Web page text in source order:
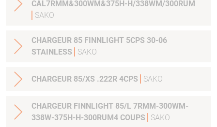
CAL7RMM&300WM&375H-H/338WM/300RUM
SAKO
CHARGEUR 85 FINNLIGHT 5CPS 30-06
STAINLESS
SAKO
CHARGEUR 85/XS .222R 4CPS SAKO
CHARGEUR FINNLIGHT 85/L 7RMM-300WM-
338W-375H-H-300RUM4 COUPS
SAKO